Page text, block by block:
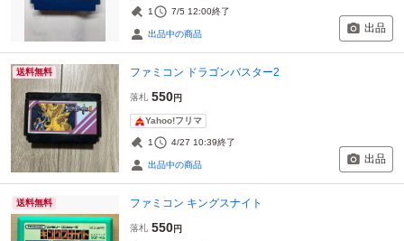
1 7/5 12:00終了
出品中の商品 出品
送料無料 ファミコン ドラゴンバスター2
落札 550円
Yahoo!フリマ
1 4/27 10:39終了
出品中の商品 出品
送料無料 ファミコン キングスナイト
落札 550円